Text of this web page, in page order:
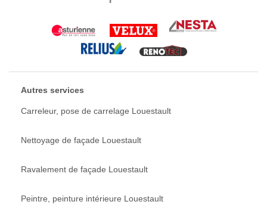
Autres services
Carreleur, pose de carrelage Louestault
Nettoyage de façade Louestault
Ravalement de façade Louestault
Peintre, peinture intérieure Louestault